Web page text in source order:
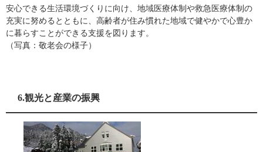
安心できる生活環境づくりに向け、地域医療体制や救急医療体制の
充実に努めるとともに、高齢者が住み慣れた地域で健やかで心豊か
に暮らすことができる支援を図ります。
（写真：敬老会の様子）
6.観光と産業の振興